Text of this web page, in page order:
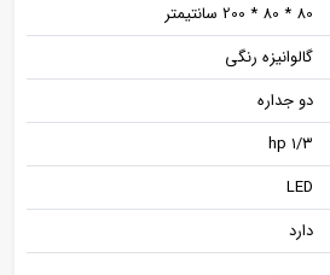
80 * 80 * 200 سانتیمتر
گالوانیزه رنگی
دو جداره
۱/۳ hp
LED
دارد